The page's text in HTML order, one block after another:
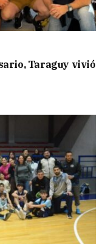
Taraguy vivió